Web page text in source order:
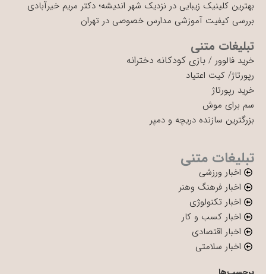
بهترین کلینیک زیبایی در نزدیک شهر اندیشه؛ دکتر مریم خیرآبادی
بررسی کیفیت آموزشی مدارس خصوصی در تهران
تبلیغات متنی
خرید فالوور / بازی کودکانه دخترانه
رپورتاژ/ کیت اعتیاد
خرید رپورتاژ
سم برای موش
بزرگترین سازنده دریچه و دمپر
تبلیغات متنی
اخبار ورزشی
اخبار فرهنگ وهنر
اخبار تکنولوژی
اخبار کسب و کار
اخبار اقتصادی
اخبار سلامتی